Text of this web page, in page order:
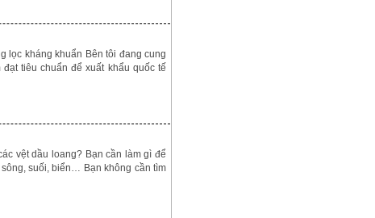
lọc kháng khuẩn Bên tôi đang cung
tiêu chuẩn để xuất khẩu quốc tế
vệt dầu loang? Bạn cần làm gì để
suối, biển… Bạn không cần tìm